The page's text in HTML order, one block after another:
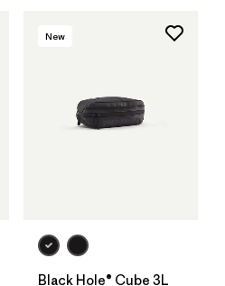
New
Black Hole® Cube 3L